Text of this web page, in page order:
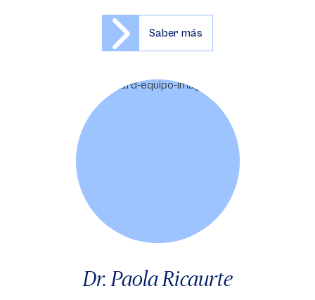
Saber más
Dr. Paola Ricaurte